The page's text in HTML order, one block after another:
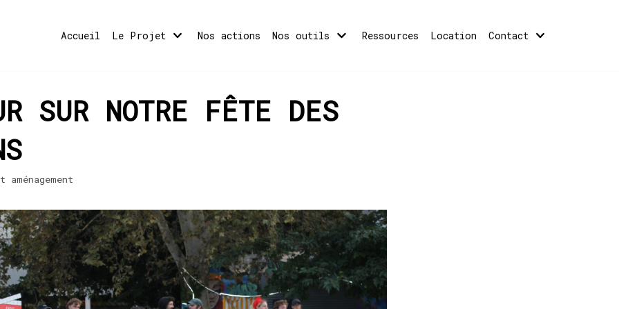
Accueil Le Projet Nos actions Nos outils Ressources Location Contact
SUR NOTRE FÊTE DES